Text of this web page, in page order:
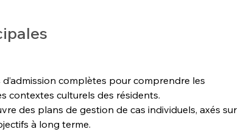
complètes pour comprendre les
contextes culturels des résidents.
des plans de gestion de cas individuels, axés sur
à long terme.